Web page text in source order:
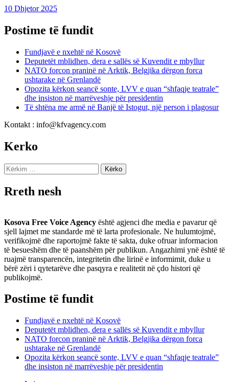
10 Dhjetor 2025
Postime të fundit
Fundjavë e nxehtë në Kosovë
Deputetët mblidhen, dera e sallës së Kuvendit e mbyllur
NATO forcon praninë në Arktik, Belgjika dërgon forca
ushtarake në Grenlandë
Opozita kërkon seancë sonte, LVV e quan “shfaqje teatrale”
dhe insiston në marrëveshje për presidentin
Të shtëna me armë në Banjë të Istogut, një person i plagosur
Kontakt : info@kfvagency.com
Kerko
Kërko
për:
Rreth nesh
Kosova Free Voice Agency është agjenci dhe media e pavarur që
sjell lajmet me standarde më të larta profesionale. Ne hulumtojmë,
verifikojmë dhe raportojmë fakte të sakta, duke ofruar informacion
të besueshëm dhe të paanshëm për publikun. Angazhimi ynë është të
ruajmë transparencën, integritetin dhe lirinë e informimit, duke u
bërë zëri i qytetarëve dhe pasqyra e realitetit në çdo histori që
publikojmë.
Postime të fundit
Fundjavë e nxehtë në Kosovë
Deputetët mblidhen, dera e sallës së Kuvendit e mbyllur
NATO forcon praninë në Arktik, Belgjika dërgon forca
ushtarake në Grenlandë
Opozita kërkon seancë sonte, LVV e quan “shfaqje teatrale”
dhe insiston në marrëveshje për presidentin